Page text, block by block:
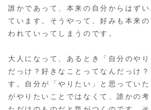
誰かであって、本来の自分からはず
ています。そうやって、好みも本来
われていってしまうのです。
大人になって、あるとき「自分のや
だっけ？好きなことってなんだっけ
す。自分が「やりたい」と思ってい
がやりたいことではなくて、誰かの